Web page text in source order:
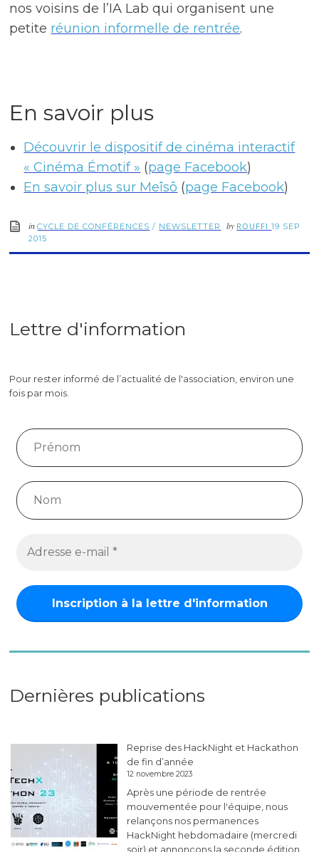
nos voisins de l’IA Lab qui organisent une
petite réunion informelle de rentrée.
En savoir plus
Découvrir le dispositif de cinéma interactif
« Cinéma Émotif » (page Facebook)
En savoir plus sur Meîsõ (page Facebook)
inCYCLE DE CONFÉRENCES / NEWSLETTER by ROUFFI19 SEP
2015
Lettre d'information
Pour rester informé de l’actualité de l'association, environ une
fois par mois.
Dernières publications
Reprise des HackNight et Hackathon
de fin d’année
12 novembre 2023
Après une période de rentrée
mouvementée pour l'équipe, nous
relançons nos permanences
HackNight hebdomadaire (mercredi
soir) et annonçons la seconde édition